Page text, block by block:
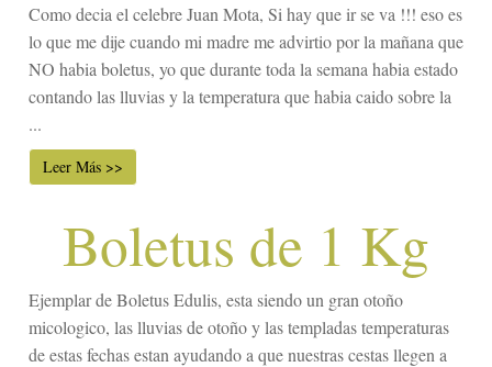
Como decia el celebre Juan Mota, Si hay que ir se va !!! eso es
lo que me dije cuando mi madre me advirtio por la mañana que
NO habia boletus, yo que durante toda la semana habia estado
contando las lluvias y la temperatura que habia caido sobre la
...
Leer Más >>
Boletus de 1 Kg
Ejemplar de Boletus Edulis, esta siendo un gran otoño
micologico, las lluvias de otoño y las templadas temperaturas
de estas fechas estan ayudando a que nuestras cestas llegen a